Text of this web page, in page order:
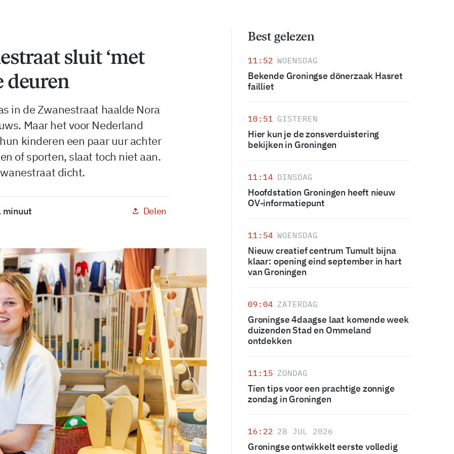
sluit ‘met
deuren
in de Zwanestraat haalde Nora
Maar het voor Nederland
kinderen een paar uur achter
of sporten, slaat toch niet aan.
dicht.
minuut Delen
Best gelezen
11:52 WOENSDAG
Bekende Groningse dönerzaak Hasret
failliet
10:51 GISTEREN
Hier kun je de zonsverduistering
bekijken in Groningen
11:14 DINSDAG
Hoofdstation Groningen heeft nieuw
OV-informatiepunt
11:54 WOENSDAG
Nieuw creatief centrum Tumult bijna
klaar: opening eind september in hart
van Groningen
09:04 ZATERDAG
Groningse 4daagse laat komende week
duizenden Stad en Ommeland
ontdekken
11:15 ZONDAG
Tien tips voor een prachtige zonnige
zondag in Groningen
16:22 28 JUL 2026
Groningse ontwikkelt eerste volledig